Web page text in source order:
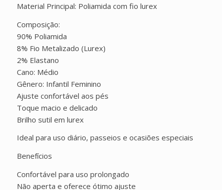
Material Principal: Poliamida com fio lurex
Composição:
90% Poliamida
8% Fio Metalizado (Lurex)
2% Elastano
Cano: Médio
Gênero: Infantil Feminino
Ajuste confortável aos pés
Toque macio e delicado
Brilho sutil em lurex
Ideal para uso diário, passeios e ocasiões especiais
Benefícios
Confortável para uso prolongado
Não aperta e oferece ótimo ajuste